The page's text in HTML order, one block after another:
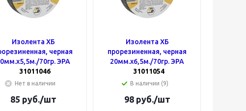
Изолента ХБ
черная
70гр. ЭРА
31011046
Нет в наличии
85 руб./шт
Изолента ХБ
прорезиненная, черная
20мм.х6,5м./70гр. ЭРА
31011054
В наличии (9)
98руб./шт